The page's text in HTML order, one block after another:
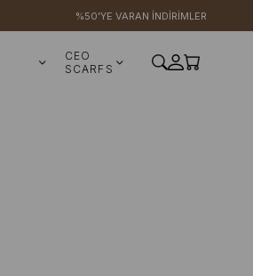
%50'YE VARAN İNDİRİMLER
CEO
SCARFS